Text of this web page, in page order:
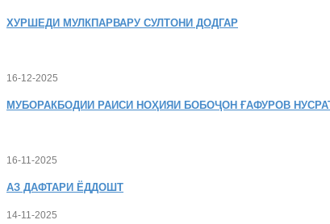
ХУРШЕДИ МУЛКПАРВАРУ СУЛТОНИ ДОДГАР
16-12-2025
МУБОРАКБОДИИ РАИСИ НОҲИЯИ БОБОҶОН ҒАФУРОВ
16-11-2025
АЗ ДАФТАРИ ЁДДОШТ
14-11-2025